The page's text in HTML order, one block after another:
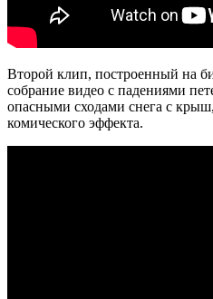
Второй клип, построенный на
собрание видео с падениями
опасными сходами снега с
комического эффекта.